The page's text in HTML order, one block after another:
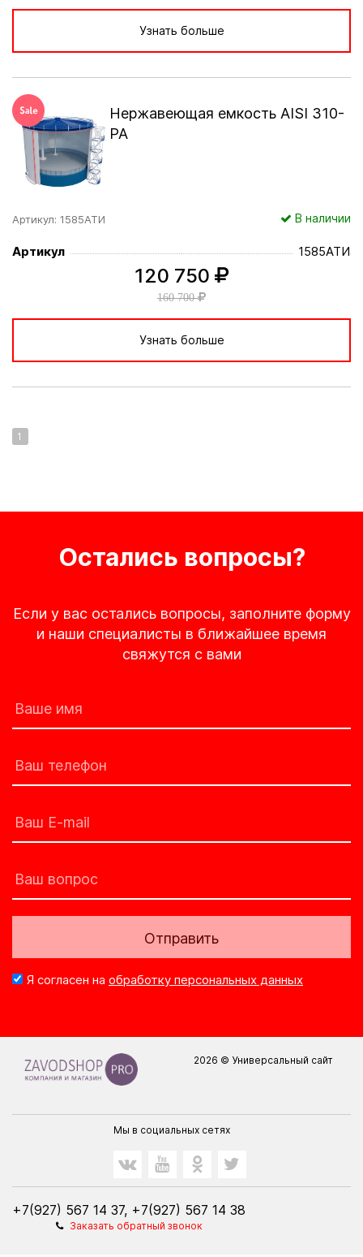
Узнать больше
Нержавеющая емкость AISI 310-
РА
Артикул: 1585АТИ В наличии
Артикул 1585АТИ
120 750
160 700
Узнать больше
1
Остались вопросы?
Если у вас остались вопросы, заполните форму
и наши специалисты в ближайшее время
свяжутся с вами
Отправить
Я согласен на обработку персональных данных
2026 © Универсальный сайт
Мы в социальных сетях
+7(927) 567 14 37, +7(927) 567 14 38
Заказать обратный звонок